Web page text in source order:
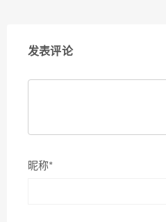
发表评论
昵称*